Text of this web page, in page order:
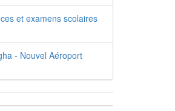
et examens scolaires
- Nouvel Aéroport